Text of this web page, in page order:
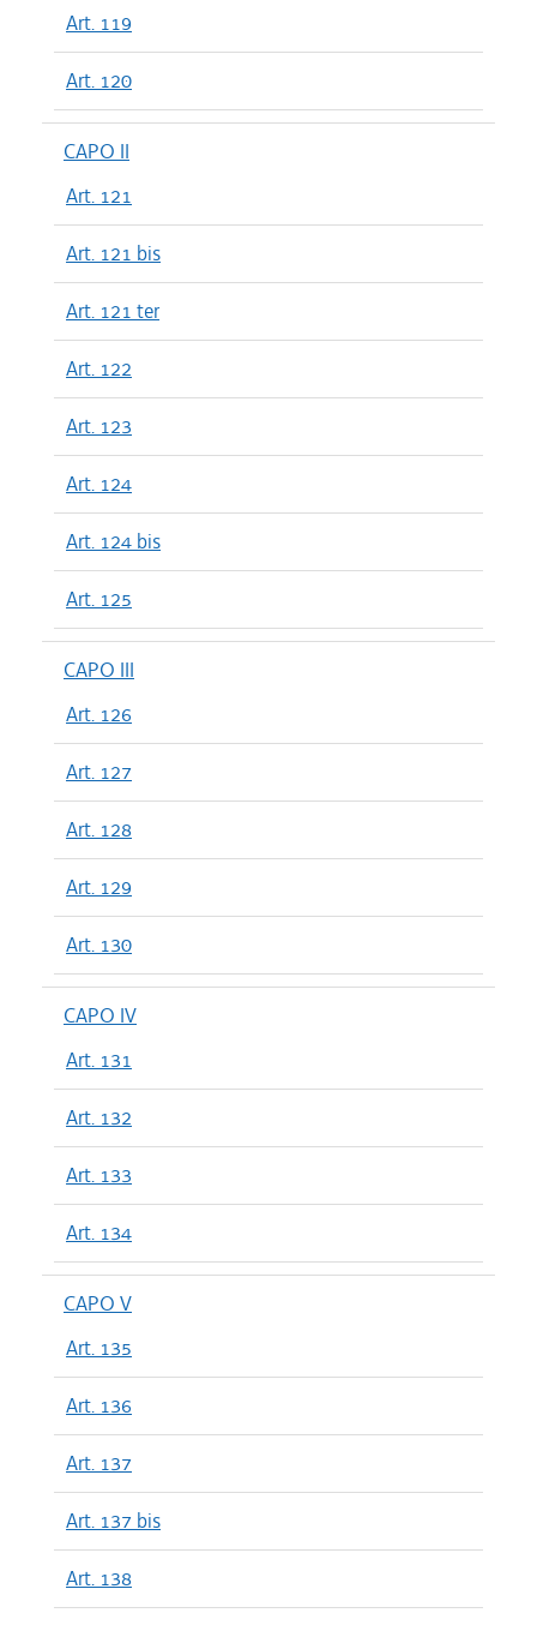
Art. 119
Art. 120
CAPO II
Art. 121
Art. 121 bis
Art. 121 ter
Art. 122
Art. 123
Art. 124
Art. 124 bis
Art. 125
CAPO III
Art. 126
Art. 127
Art. 128
Art. 129
Art. 130
CAPO IV
Art. 131
Art. 132
Art. 133
Art. 134
CAPO V
Art. 135
Art. 136
Art. 137
Art. 137 bis
Art. 138